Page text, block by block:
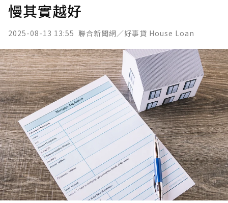
慢其實越好
2025-08-13 13:55 聯合新聞網／好事貸 House Loan